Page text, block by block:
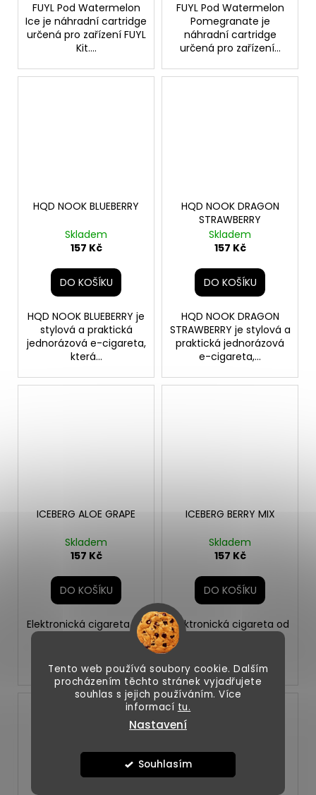
Tento web používá soubory cookie. Dalším
procházením těchto stránek vyjadřujete
souhlas s jejich používáním. Více
informací tu.
Nastavení
Souhlasím
FUYL Pod Watermelon
Ice je náhradní cartridge
určená pro zařízení FUYL
Kit....
FUYL Pod Watermelon
Pomegranate je
náhradní cartridge
určená pro zařízení...
HQD NOOK BLUEBERRY
Skladem
157 Kč
DO KOŠÍKU
HQD NOOK BLUEBERRY je
stylová a praktická
jednorázová e-cigareta,
která...
HQD NOOK DRAGON
STRAWBERRY
Skladem
157 Kč
DO KOŠÍKU
HQD NOOK DRAGON
STRAWBERRY je stylová a
praktická jednorázová
e-cigareta,...
ICEBERG ALOE GRAPE
Skladem
157 Kč
DO KOŠÍKU
Elektronická cigareta od
sladkého hroznu...
ICEBERG BERRY MIX
Skladem
157 Kč
DO KOŠÍKU
Elektronická cigareta od
šťavnatých...